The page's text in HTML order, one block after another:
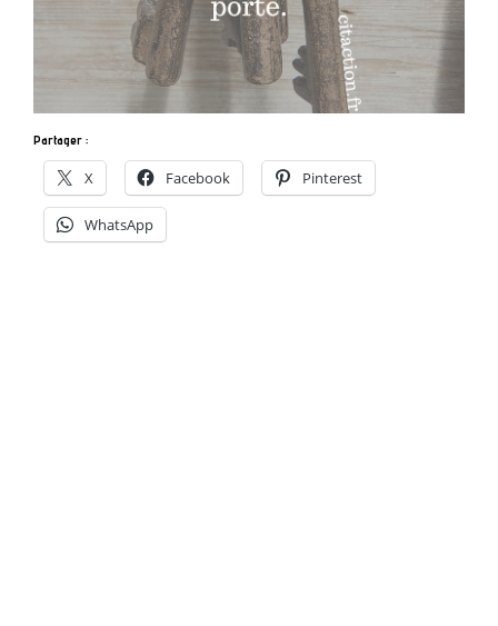
Partager :
X Facebook Pinterest
WhatsApp